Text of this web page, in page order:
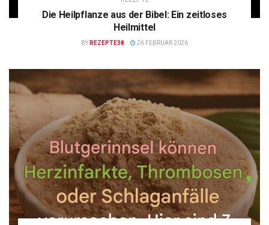
Die Heilpflanze aus der Bibel: Ein zeitloses
Heilmittel
BY REZEPTE38 26 FEBRUAR 2026